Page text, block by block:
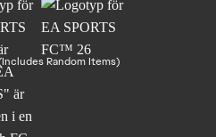
Random Items)